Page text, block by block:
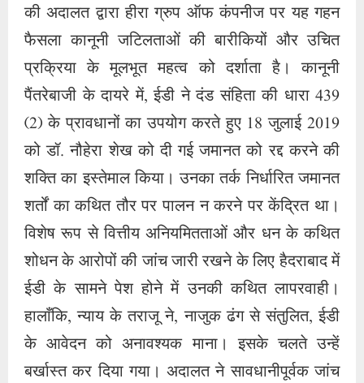
शर्तों का कथित तौर पर पालन न करने पर केंद्रित था।
विशेष रूप से वित्तीय अनियमितताओं और धन के कथित
शोधन के आरोपों की जांच जारी रखने के लिए हैदराबाद में
ईडी के सामने पेश होने में उनकी कथित लापरवाही।
हालाँकि, न्याय के तराजू ने, नाजुक ढंग से संतुलित, ईडी
के आवेदन को अनावश्यक माना। इसके चलते उन्हें
बर्खास्त कर दिया गया। अदालत ने सावधानीपूर्वक जांच
के बाद फैसला सुनाया कि अगस्त में ईडी की पेशी से पहले
डॉ. नौहेरा शेख की अनुपस्थिति उनकी जमानत शर्तों का
घोर उल्लंघन नहीं है। बल्कि, यह पता चला कि दिल्ली में
न्याय के गलियारों में, विशेषकर सर्वोच्च न्यायालय के समक्ष
समवर्ती कानूनी दायित्वों के कारण उनकी गैर-उपस्थिति
आवश्यक थी। अदालत कक्ष के पवित्र हॉल के अंदर, यह
पता चला कि हैदराबाद में ईडी के समक्ष डॉ. नौहेरा शेख की